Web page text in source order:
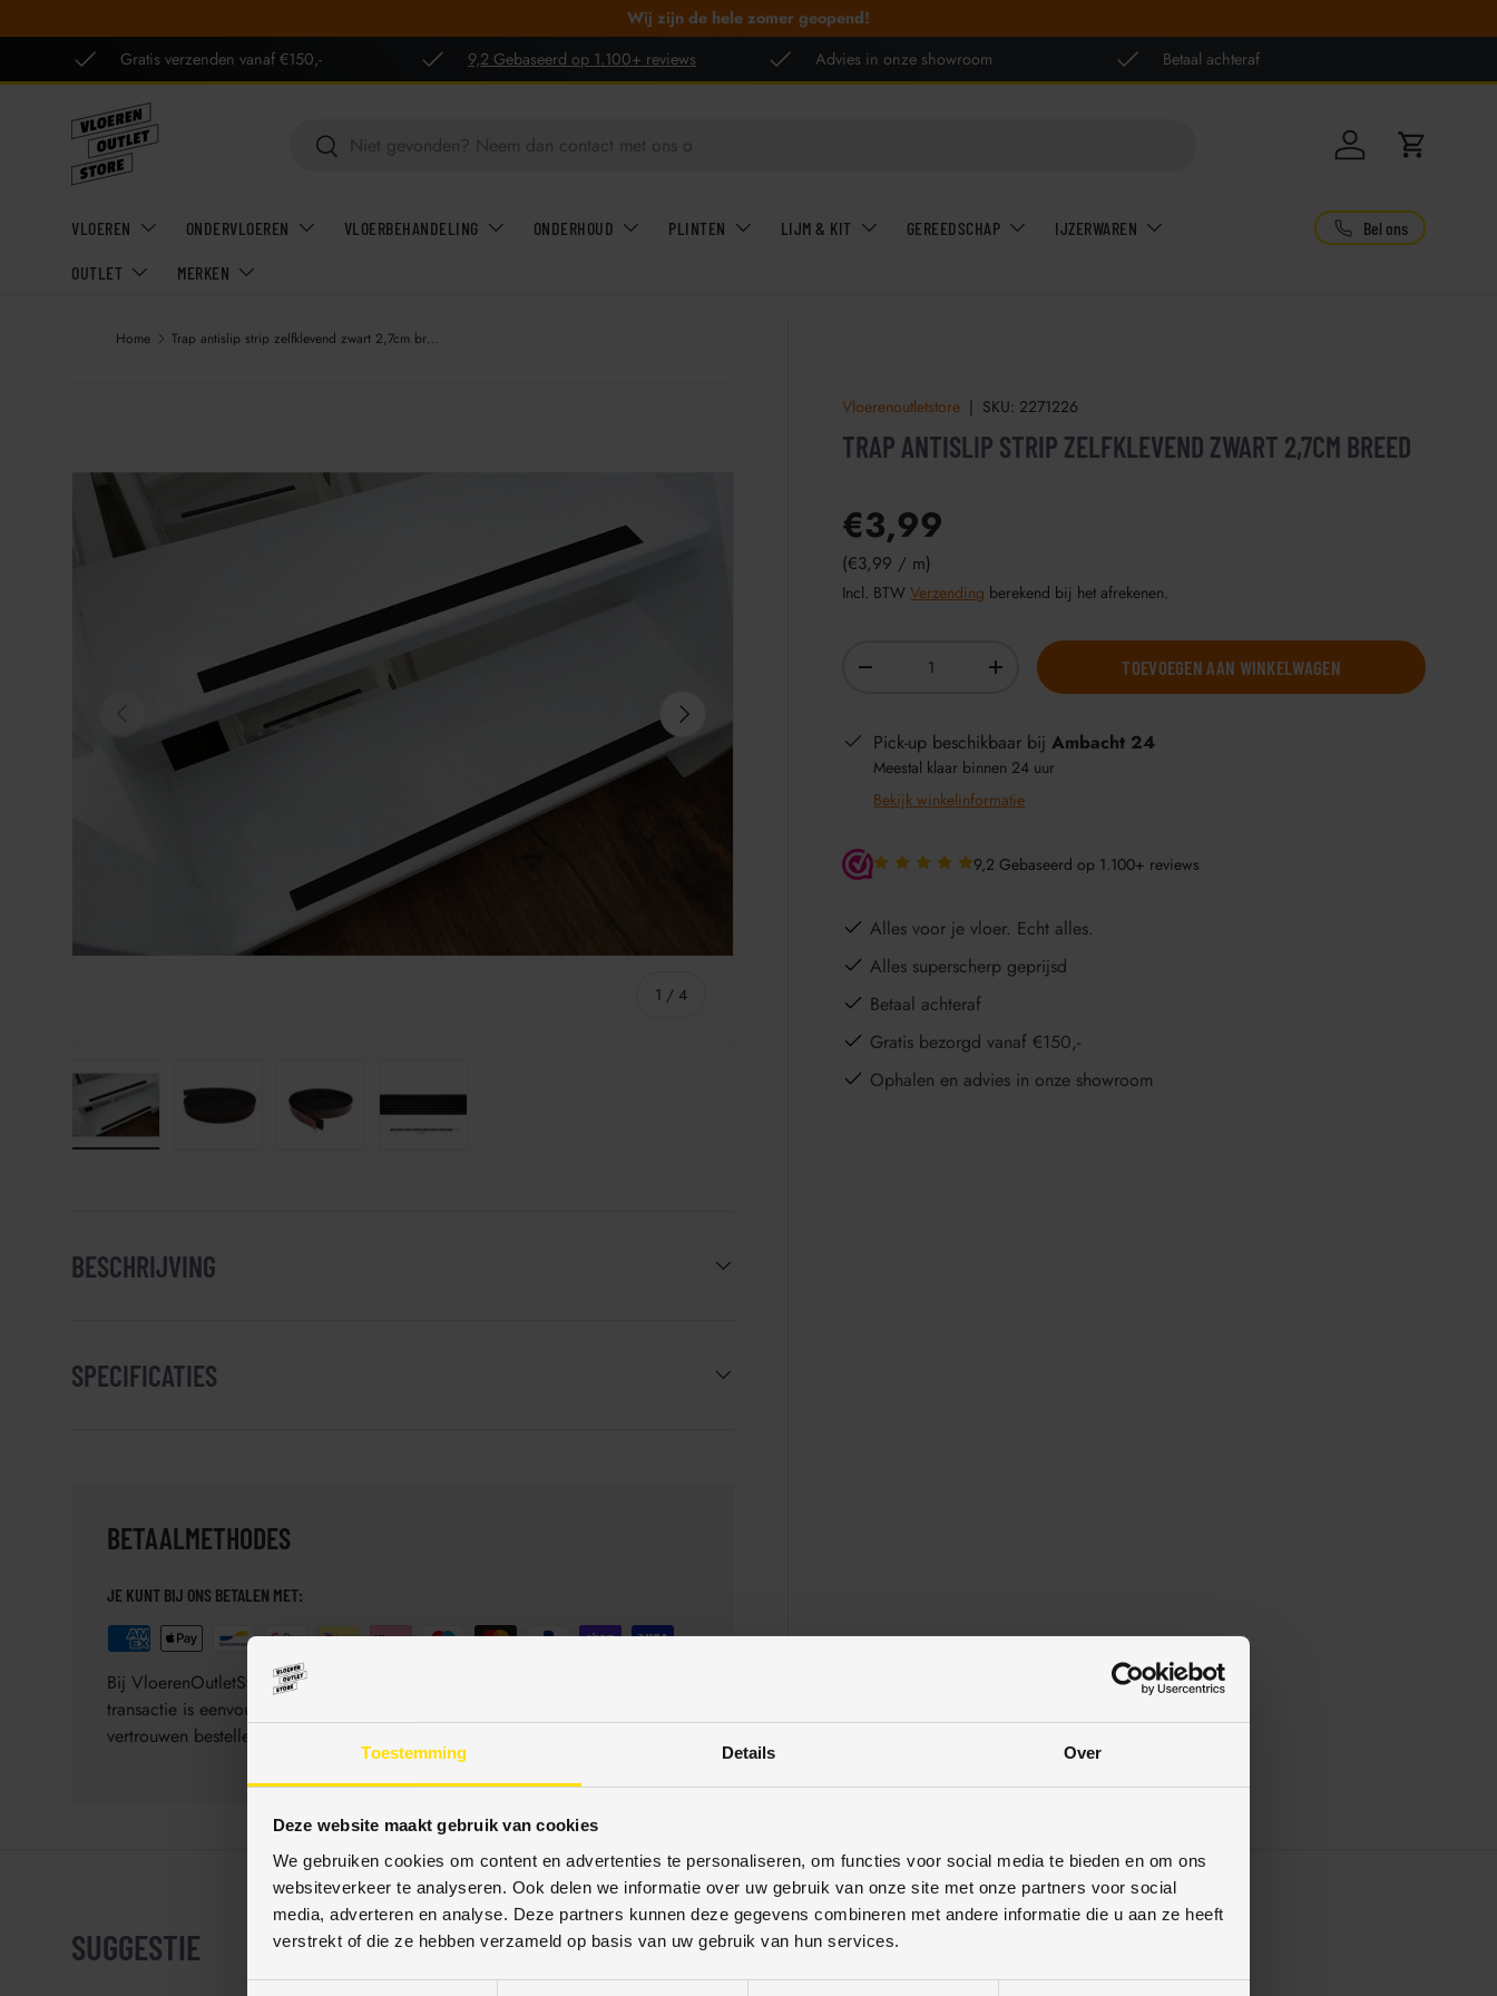
Toestemming Details Over
Deze website maakt gebruik van cookies
We gebruiken cookies om content en advertenties te personaliseren, om functies voor social media te bieden en om ons
websiteverkeer te analyseren. Ook delen we informatie over uw gebruik van onze site met onze partners voor social
media, adverteren en analyse. Deze partners kunnen deze gegevens combineren met andere informatie die u aan ze heeft
verstrekt of die ze hebben verzameld op basis van uw gebruik van hun services.
GA NAAR INHOUD
Wij zijn de hele zomer geopend!
Gratis verzenden vanaf €150,-
9,2 Gebaseerd op 1.100+ reviews Advies in onze showroom Betaal achteraf
Zoeken
Zoeken Inloggen
VLOEREN ONDERVLOEREN VLOERBEHANDELING ONDERHOUD PLINTEN LIJM & KIT GEREEDSCHAP IJZERWAREN
OUTLET MERKEN
Bel ons
Home Trap antislip strip zelfklevend zwart 2,7cm breed
1 / van
4
VOLGENDE
Vloerenoutletstore | SKU: 2271226
TRAP ANTISLIP STRIP ZELFKLEVEND ZWART 2,7CM BREED
€3,99
Eenheid prijs
€3,99 / m
Incl. BTWVerzending berekend bij het afrekenen.
-
+ TOEVOEGEN AAN WINKELWAGEN
Pick-up beschikbaar bijAmbacht 24
Meestal klaar binnen 24 uur
Bekijk winkelinformatie
9,2 Gebaseerd op 1.100+ reviews
Alles voor je vloer. Echt alles.
Alles superscherp geprijsd
Betaal achteraf
Gratis bezorgd vanaf €150,-
Ophalen en advies in onze showroom
BESCHRIJVING
SPECIFICATIES
BETAALMETHODES
JE KUNT BIJ ONS BETALEN MET:
Bij VloerenOutletStore bieden wij diverse veilige betaalmethodes aan. Uw
transactie is eenvoudig, veilig en gegarandeerd beschermd. U kunt met
vertrouwen bestellen.
SUGGESTIE